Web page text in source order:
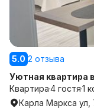
5.0 2 отзыва
Уютная квартира
Квартира4 гостя1
Карла Маркса ул,